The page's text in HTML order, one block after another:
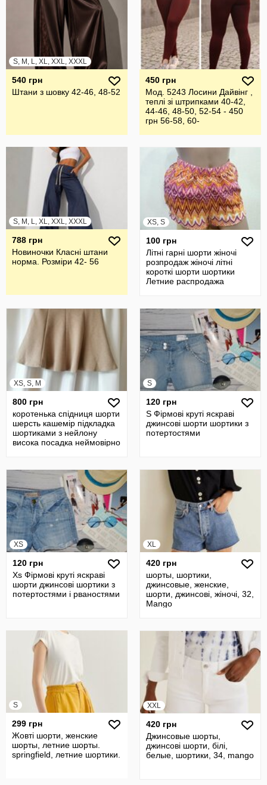
S, M, L, XL, XXL, XXXL
540 грн
Штани з шовку 42-46, 48-52
450 грн
Мод. 5243 Лосини Дайвінг ,
теплі зі штрипками 40-42,
44-46, 48-50, 52-54 - 450
грн 56-58, 60-
S, M, L, XL, XXL, XXXL
788 грн
Новиночки Класні штани
норма. Розміри 42- 56
XS, S
100 грн
Літні гарні шорти жіночі
розпродаж жіночі літні
короткі шорти шортики
Летние распродажа
XS, S, M
800 грн
коротенька спідниця шорти
шерсть кашемір підкладка
шортиками з нейлону
висока посадка неймовірно
S
120 грн
S Фірмові круті яскраві
джинсові шорти шортики з
потертостями
XS
120 грн
Хs Фірмові круті яскраві
шорти джинсові шортики з
потертостями і рваностями
XL
420 грн
шорты, шортики,
джинсовые, женские,
шорти, джинсові, жіночі, 32,
Mango
S
299 грн
Жовті шорти, женские
шорты, летние шорты.
springfield, летние шортики.
XXL
420 грн
Джинсовые шорты,
джинсові шорти, білі,
белые, шортики, 34, mango